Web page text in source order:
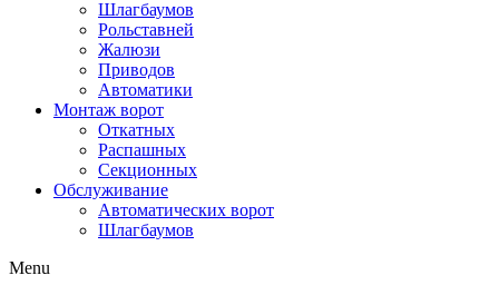
Шлагбаумов
Рольставней
Жалюзи
Приводов
Автоматики
Монтаж ворот
Откатных
Распашных
Секционных
Обслуживание
Автоматических ворот
Шлагбаумов
Menu